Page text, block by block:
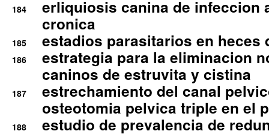
184
erliquiosis canina de infeccion
cronica
185 estadios parasitarios en heces
186
estrategia para la eliminacion
caninos de estruvita y cistina
187
estrechamiento del canal
osteotomia pelvica triple en el
188
estudio de prevalencia de